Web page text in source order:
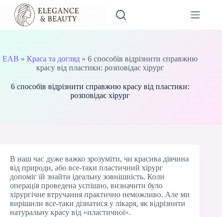
Перейти
вмісту
EAB » Краса та догляд» 6 способів відрізнити справжню
красу від пластики: розповідає хірург
6 способів відрізнити справжню красу від пластики:
розповідає хірург
В наш час дуже важко зрозуміти, чи красива дівчина
від природи, або все-таки пластичний хірург
допоміг їй знайти ідеальну зовнішність. Коли
операція проведена успішно, визначити було
хірургічне втручання практично неможливо. Але ми
вирішили все-таки дізнатися у лікаря, як відрізнити
натуральну красу від «пластичної».